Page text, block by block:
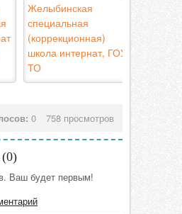
Желыбинская
специальная
(коррекционная)
школа интернат, ГОУ
ТО
0 758 просмотров
(0)
Ваш будет первым!